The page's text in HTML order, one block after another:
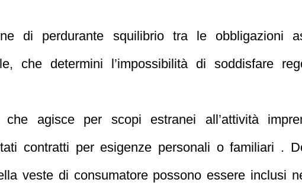
di perdurante squilibrio tra le obbligazioni
che determini l’impossibilità di soddisfare
agisce per scopi estranei all’attività
contratti per esigenze personali o familiari .
veste di consumatore possono essere inclusi